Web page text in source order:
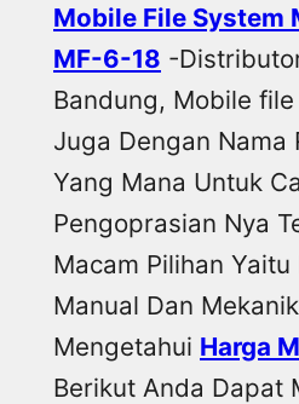
Mobile File System
MF-6-18 -
Bandung, Mobile
Juga Dengan Nama
Yang Mana Untuk
Pengoprasian Nya
Macam Pilihan
Manual Dan
Mengetahui Harga
Berikut Anda Dapat